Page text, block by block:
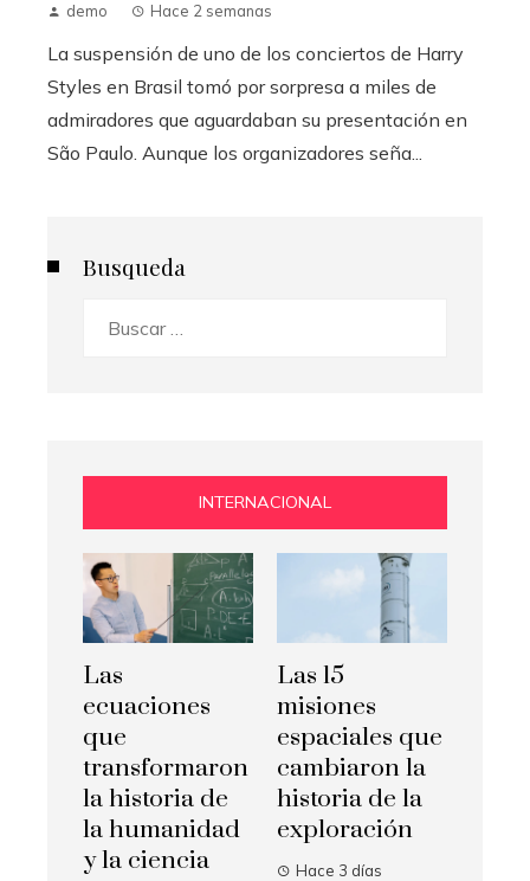
demo Hace 2 semanas
La suspensión de uno de los conciertos de Harry
Styles en Brasil tomó por sorpresa a miles de
admiradores que aguardaban su presentación en
São Paulo. Aunque los organizadores seña...
Busqueda
INTERNACIONAL
Las
ecuaciones
que
transformaron
la historia de
la humanidad
y la ciencia
Las 15
misiones
espaciales que
cambiaron la
historia de la
exploración
Hace 3 días